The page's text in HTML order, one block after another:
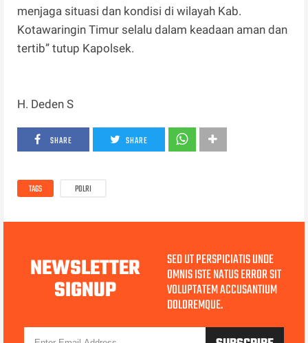
menjaga situasi dan kondisi di wilayah Kab.
Kotawaringin Timur selalu dalam keadaan aman dan
tertib” tutup Kapolsek.
H. Deden S
SHARE SHARE
TAGS POLRI
NEWSLETTER
SIGNUP
SED UT PERSPICIATIS UNDE
OMNIS ISTE NATUS ERROR SIT
VOLUPTATEM ACCUSANTIUM
DOLOREMQUE.